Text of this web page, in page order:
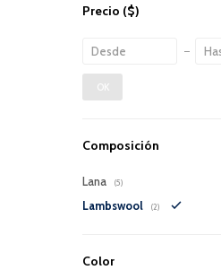
Precio ($)
OK
Composición
Lana (5)
Lambswool (2)
Color